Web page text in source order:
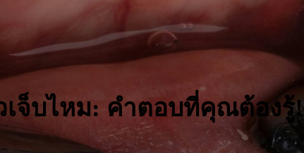
เจ็บไหม: คำตอบที่คุณต้องรู้!
2026 No Comment